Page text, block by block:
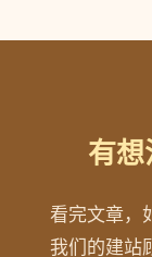
有
看完文章，
我们的建站